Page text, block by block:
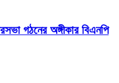
গঠনের অঙ্গীকার বিএনপি